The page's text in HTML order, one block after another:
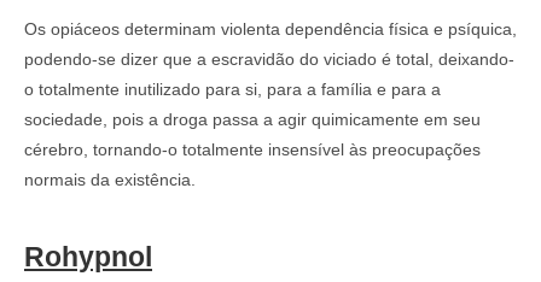
Os opiáceos determinam violenta dependência física e psíquica,
podendo-se dizer que a escravidão do viciado é total, deixando-
o totalmente inutilizado para si, para a família e para a
sociedade, pois a droga passa a agir quimicamente em seu
cérebro, tornando-o totalmente insensível às preocupações
normais da existência.
Rohypnol